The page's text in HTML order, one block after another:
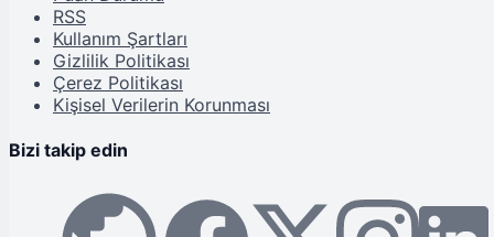
RSS
Kullanım Şartları
Gizlilik Politikası
Çerez Politikası
Kişisel Verilerin Korunması
Bizi takip edin